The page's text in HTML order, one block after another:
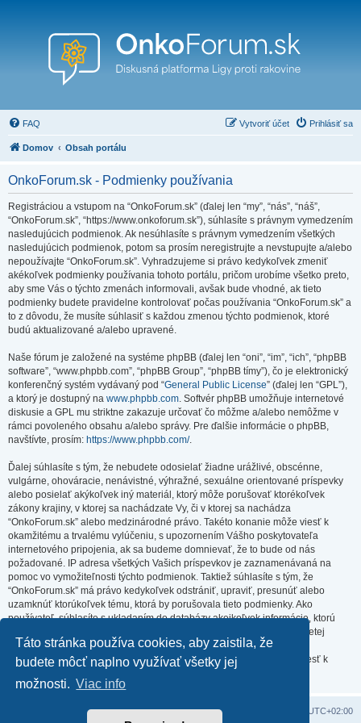
Táto stránka používa cookies, aby zaistila, že
budete môcť naplno využívať všetky jej
možnosti. Viac info
FAQ Prihlásiť sa
Vytvoriť účet
Domov Obsah portálu
OnkoForum.sk - Podmienky používania
Registráciou a vstupom na “OnkoForum.sk” (ďalej len “my”, “nás”, “náš”,
“OnkoForum.sk”, “https://www.onkoforum.sk”), súhlasíte s právnym vymedzením
nasledujúcich podmienok. Ak nesúhlasíte s právnym vymedzením všetkých
nasledujúcich podmienok, potom sa prosím neregistrujte a nevstupujte a/alebo
nepoužívajte “OnkoForum.sk”. Vyhradzujeme si právo kedykoľvek zmeniť
akékoľvek podmienky používania tohoto portálu, pričom urobíme všetko preto,
aby sme Vás o týchto zmenách informovali, avšak bude vhodné, ak tieto
podmienky budete pravidelne kontrolovať počas používania “OnkoForum.sk” a
to z dôvodu, že musíte súhlasiť s každou zmenou týchto podmienok, ktoré
budú aktualizované a/alebo upravené.
Naše fórum je založené na systéme phpBB (ďalej len “oni”, “im”, “ich”, “phpBB
software”, “www.phpbb.com”, “phpBB Group”, “phpBB tímy”), čo je elektronický
konferenčný systém vydávaný pod “General Public License” (ďalej len “GPL”),
a ktorý je dostupný na www.phpbb.com. Softvér phpBB umožňuje internetové
diskusie a GPL mu striktne zakazuje určovať čo môžme a/alebo nemôžme v
rámci povoleného obsahu a/alebo správy. Pre ďalšie informácie o phpBB,
navštívte, prosím: https://www.phpbb.com/.
Ďalej súhlasíte s tým, že nebudete odosielať žiadne urážlivé, obscénne,
vulgárne, ohováracie, nenávistné, výhražné, sexuálne orientované príspevky
alebo posielať akýkoľvek iný materiál, ktorý môže porušovať ktorékoľvek
zákony krajiny, v ktorej sa nachádzate Vy, či v ktorej sa nachádza
“OnkoForum.sk” alebo medzinárodné právo. Takéto konanie môže viesť k
okamžitému a trvalému vylúčeniu, s upozornením Vášho poskytovateľa
internetového pripojenia, ak sa budeme domnievať, že to bude od nás
požadované. IP adresa všetkých Vašich príspevkov je zaznamenávaná na
pomoc vo vymožiteľnosti týchto podmienok. Taktiež súhlasíte s tým, že
“OnkoForum.sk” má právo kedykoľvek odstrániť, upraviť, presunúť alebo
uzamknúť ktorúkoľvek tému, ktorá by porušovala tieto podmienky. Ako
používateľ, súhlasíte s ukladaním do databázy akejkoľvek informácie, ktorú
vložíte. Hoci táto informácia nebude zverejnená/poskytnutá žiadnej tretej
strane bez Vášho súhlasu, ani “OnkoForum.sk” ani phpBB nenesú
zodpovednosť za akýkoľvek pokus o prienik (hacking), ktorý môže viesť k
Obsah portálu UTC+02:00